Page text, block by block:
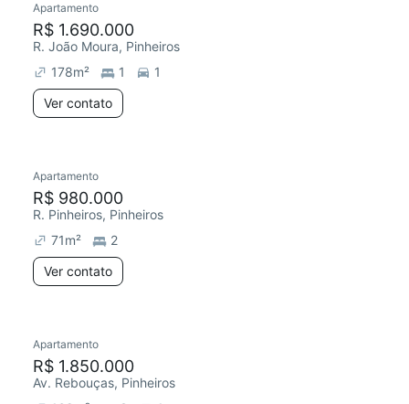
Redecorar
Apartamento
R$ 1.690.000
R. João Moura, Pinheiros
178m² 1
1
Ver contato
Redecorar
Apartamento
R$ 980.000
R. Pinheiros, Pinheiros
71m²
2
Ver contato
Redecorar
Apartamento
R$ 1.850.000
Av. Rebouças, Pinheiros